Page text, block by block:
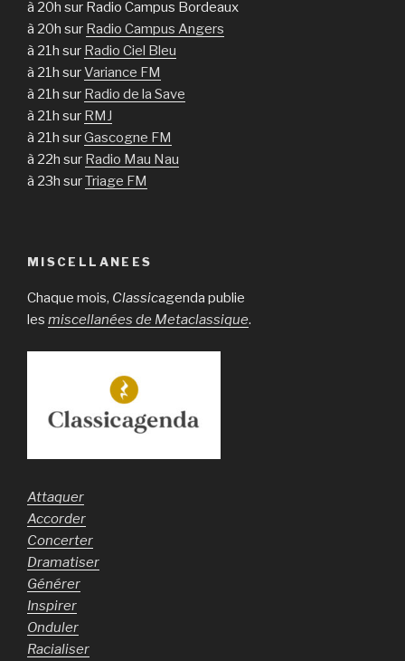
à 20h sur Radio Campus Bordeaux
à 20h sur Radio Campus Angers
à 21h sur Radio Ciel Bleu
à 21h surVariance FM
à 21h sur Radio de la Save
à 21h sur RMJ
à 21h surGascogne FM
à 22h sur Radio Mau Nau
à 23h surTriage FM
MISCELLANEES
Chaque mois, Classicagenda publie
les miscellanées de Metaclassique.
Attaquer
Accorder
Concerter
Dramatiser
Générer
Inspirer
Onduler
Racialiser